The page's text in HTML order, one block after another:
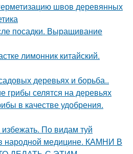
швов деревянных
посадки. Выращивание
лимонник китайский.
деревьях и борьба..
грибы селятся на деревьях
в качестве удобрения.
избежать. По видам туй
народной медицине. КАМНИ В